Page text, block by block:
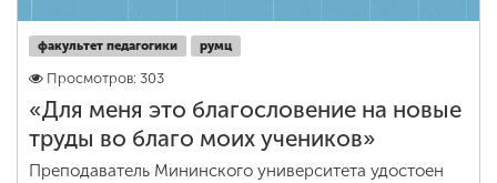
факультет педагогики румц
Просмотров: 303
«Для меня это благословение на новые
труды во благо моих учеников»
Преподаватель Мининского университета удостоен